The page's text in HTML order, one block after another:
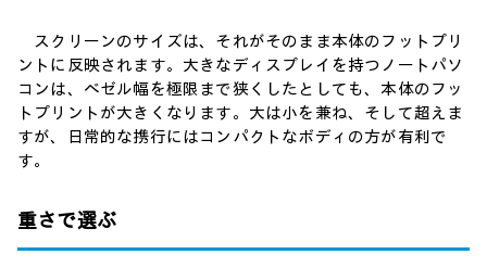
スクリーンのサイズは、それがそのまま本体のフットプリ
ントに反映されます。大きなディスプレイを持つノートパソ
コンは、ベゼル幅を極限まで狭くしたとしても、本体のフッ
トプリントが大きくなります。大は小を兼ね、そして超えま
すが、日常的な携行にはコンパクトなボディの方が有利で
す。
重さで選ぶ